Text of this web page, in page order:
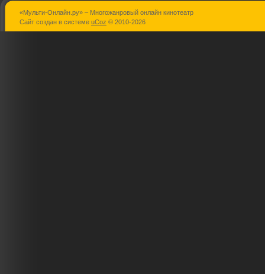
Серена
Забойный
«Мульти-Онлайн.ру» – Многожанровый онлайн кинотеатр
Сайт создан в системе uCoz © 2010-2026